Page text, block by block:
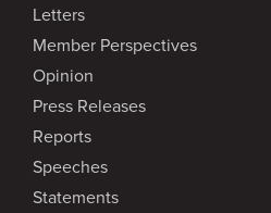
Letters
Member Perspectives
Opinion
Press Releases
Reports
Speeches
Statements